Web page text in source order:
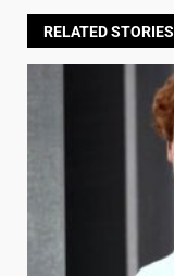
RELATED STORIES